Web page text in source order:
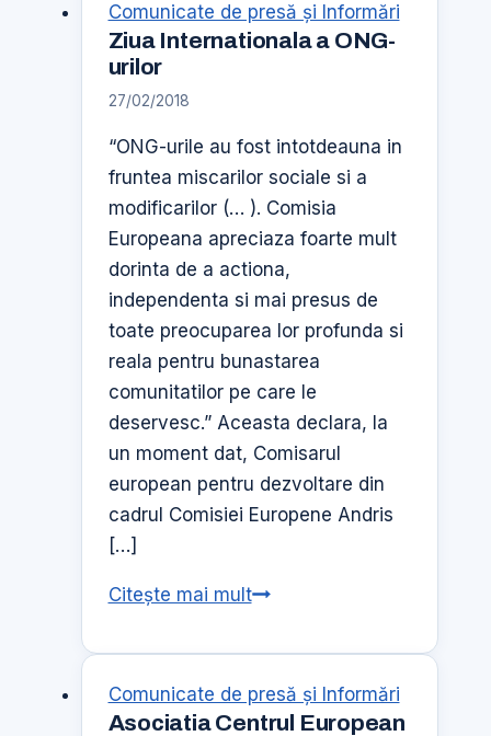
Comunicate de presă şi Informări
Ziua Internationala a ONG-
urilor
27/02/2018
“ONG-urile au fost intotdeauna in
fruntea miscarilor sociale si a
modificarilor (… ). Comisia
Europeana apreciaza foarte mult
dorinta de a actiona,
independenta si mai presus de
toate preocuparea lor profunda si
reala pentru bunastarea
comunitatilor pe care le
deservesc.” Aceasta declara, la
un moment dat, Comisarul
european pentru dezvoltare din
cadrul Comisiei Europene Andris
[…]
Citește mai multZiua
a
ONG-
urilor
Comunicate de presă şi Informări
Asociatia Centrul European